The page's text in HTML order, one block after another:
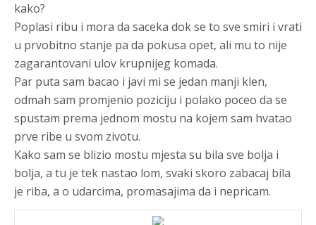
kako?
Poplasi ribu i mora da saceka dok se to sve smiri i vrati
u prvobitno stanje pa da pokusa opet, ali mu to nije
zagarantovani ulov krupnijeg komada.
Par puta sam bacao i javi mi se jedan manji klen,
odmah sam promjenio poziciju i polako poceo da se
spustam prema jednom mostu na kojem sam hvatao
prve ribe u svom zivotu.
Kako sam se blizio mostu mjesta su bila sve bolja i
bolja, a tu je tek nastao lom, svaki skoro zabacaj bila
je riba, a o udarcima, promasajima da i nepricam.